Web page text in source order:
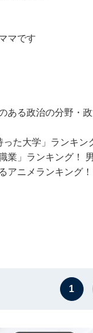
マです
ある政治の分野・
た大学」ランキン
業」ランキング！
アニメランキング
1